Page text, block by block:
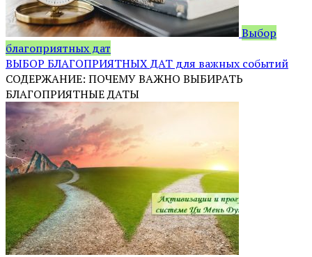
Выбор
благоприятных дат
ВЫБОР БЛАГОПРИЯТНЫХ ДАТ для важных событий
СОДЕРЖАНИЕ: ПОЧЕМУ ВАЖНО ВЫБИРАТЬ
БЛАГОПРИЯТНЫЕ ДАТЫ